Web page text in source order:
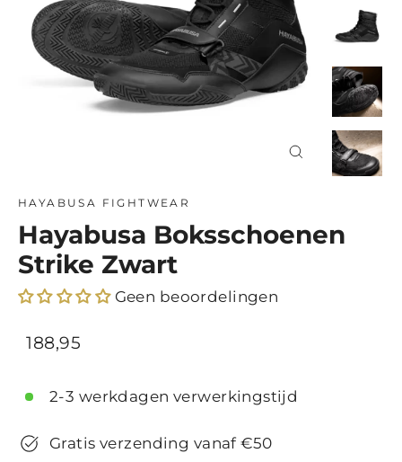
HAYABUSA FIGHTWEAR
Hayabusa Boksschoenen
Strike Zwart
Geen beoordelingen
Normale
Uitverkoop
188,95
2-3 werkdagen verwerkingstijd
Gratis verzending vanaf €50